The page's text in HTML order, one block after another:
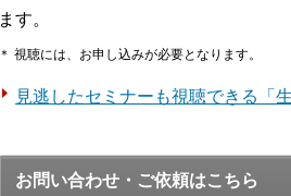
ます。
＊ 視聴には、お申し込みが必要となります。
見逃したセミナーも視聴できる「
お問い合わせ・ご依頼はこちら